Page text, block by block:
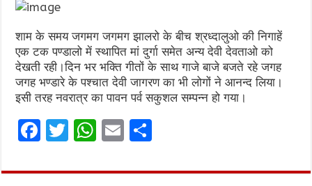
शाम के समय जगमग जगमग झालरो के बीच श्रध्दालुओ की निगाहें
एक टक पण्डालो में स्थापित मां दुर्गा समेत अन्य देवी देवताओ को
देखती रही।दिन भर भक्ति गीतों के साथ गाजे बाजे बजते रहे जगह
जगह भण्डारे के पश्चात देवी जागरण का भी लोगों ने आनन्द लिया।
इसी तरह नवरात्र का पावन पर्व सकुशल सम्पन्न हो गया।
F
ce
T
it
W
at
E
ai ar